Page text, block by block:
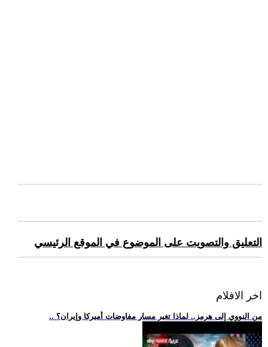
التعليق والتصويت على الموضوع في الموقع الرئيسي
اخر الافلام
.. من النووي إلى هرمز.. لماذا تغير مسار مفاوضات أميركا وإيران؟